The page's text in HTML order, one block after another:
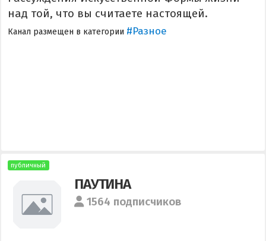
над той, что вы считаете настоящей.
Канал размещен в категории #Разное
публичный
ПАУТИНА
1564 подписчиков